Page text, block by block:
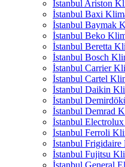
İstanbul Ariston
İstanbul Baxi
İstanbul Baymak
İstanbul Beko
İstanbul Beretta
İstanbul Bosch
İstanbul Carrier
İstanbul Cartel
İstanbul Daikin
İstanbul
İstanbul Demrad
İstanbul
İstanbul Ferroli
İstanbul Frigidaire
İstanbul Fujitsu
İstanbul General